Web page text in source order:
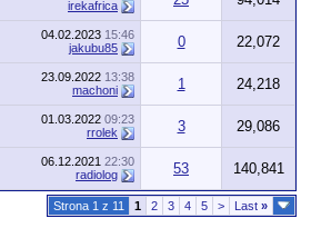
irekafrica
04.02.2023 15:46
jakubu85
0 22,072
23.09.2022 13:38
machoni
1 24,218
01.03.2022 09:23
rrolek
3 29,086
06.12.2021 22:30
radiolog
53 140,841
Strona 1 z 11 1 2 3 4 5 > Last »